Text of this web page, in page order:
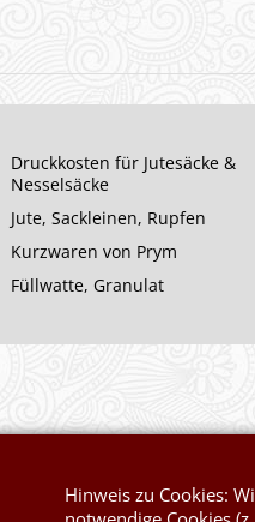
Druckkosten für Jutesäcke &
Nesselsäcke
Jute, Sackleinen, Rupfen
Kurzwaren von Prym
Füllwatte, Granulat
Hinweis zu Cookies: